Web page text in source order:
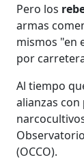
Pero los
armas
mismos "en
por
Al tiempo
alianzas con
(OCCO).